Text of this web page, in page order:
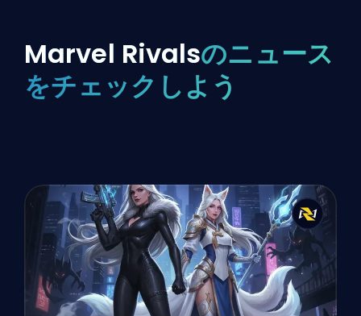
Marvel Rivalsのニュース
をチェックしよう